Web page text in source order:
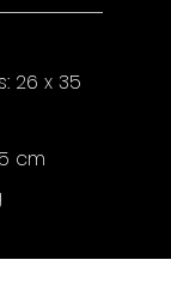
26 x 35
cm